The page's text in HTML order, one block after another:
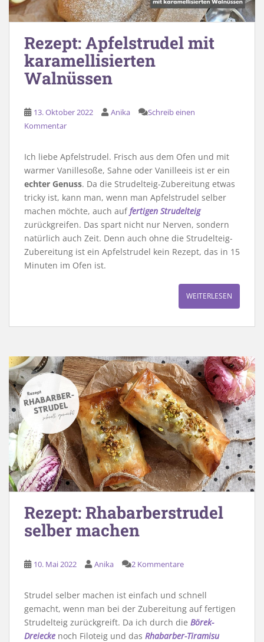
Rezept: Apfelstrudel mit
karamellisierten
Walnüssen
13. Oktober 2022 Anika
Schreib einen
Kommentar
Ich liebe Apfelstrudel. Frisch aus dem Ofen und mit
warmer Vanillesoße, Sahne oder Vanilleeis ist er ein
echter Genuss. Da die Strudelteig-Zubereitung etwas
tricky ist, kann man, wenn man Apfelstrudel selber
machen möchte, auch auffertigen Strudelteig
zurückgreifen. Das spart nicht nur Nerven, sondern
natürlich auch Zeit. Denn auch ohne die Strudelteig-
Zubereitung ist ein Apfelstrudel kein Rezept, das in 15
Minuten im Ofen ist.
WEITERLESEN
Rezept: Rhabarberstrudel
selber machen
10. Mai 2022 Anika 2 Kommentare
Strudel selber machen ist einfach und schnell
gemacht, wenn man bei der Zubereitung auf fertigen
Strudelteig zurückgreift. Da ich durch die Börek-
Dreiecke noch Filoteig und das Rhabarber-Tiramisu